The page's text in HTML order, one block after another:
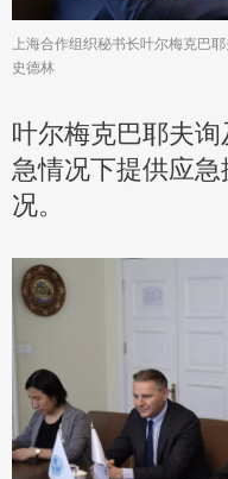
上海合作组织秘书长叶尔梅克巴
史德林
叶尔梅克巴耶夫
急情况下提供应
况。